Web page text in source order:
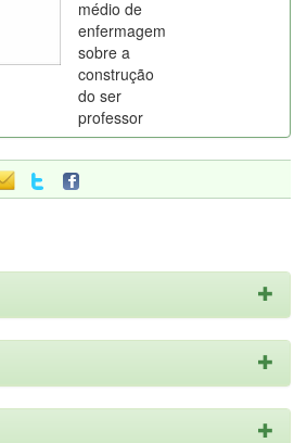
médio de
enfermagem
sobre a
construção
do ser
professor